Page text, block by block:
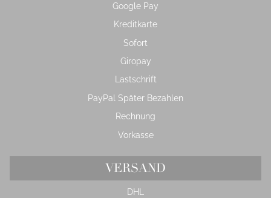
Google Pay
Kreditkarte
Sofort
Giropay
Lastschrift
PayPal Später Bezahlen
Rechnung
Vorkasse
VERSAND
DHL